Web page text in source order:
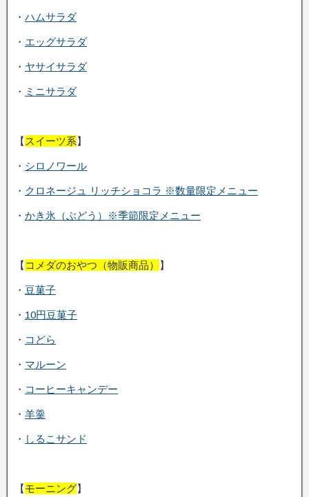
・ ハムサラダ
・ エッグサラダ
・ ヤサイサラダ
・ ミニサラダ
【 スイーツ系】
・ シロノワール
・ クロネージュ リッチショコラ ※数量限定メニュー
・ かき氷（ぶどう）※季節限定メニュー
【 コメダのおやつ（物販商品） 】
・ 豆菓子
・ 10円豆菓子
・ コどら
・ マルーン
・ コーヒーキャンデー
・ 羊羹
・ しるこサンド
【モーニング】